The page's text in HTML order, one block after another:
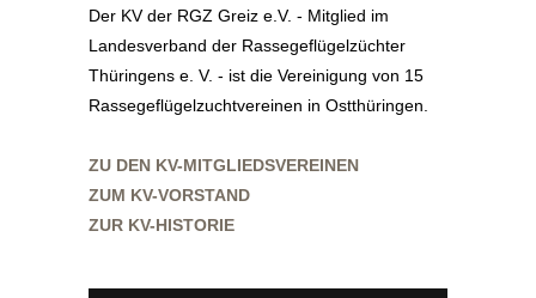
Der KV der RGZ Greiz e.V. - Mitglied im
Landesverband der Rassegeflügelzüchter
Thüringens e. V. - ist die Vereinigung von 15
Rassegeflügelzuchtvereinen in Ostthüringen.
ZU DEN KV-MITGLIEDSVEREINEN
ZUM KV-VORSTAND
ZUR KV-HISTORIE